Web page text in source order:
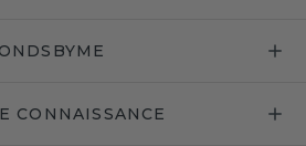
CONNAISSANCE